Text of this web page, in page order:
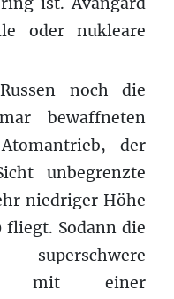
oder nukleare
noch die
bewaffneten
der
unbegrenzte
niedriger Höhe
Sodann die
mit einer